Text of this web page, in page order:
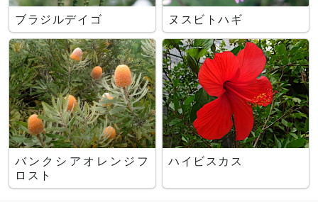
ブラジルデイゴ ヌスビトハギ
バンクシアオレンジフ
ロスト
ハイビスカス